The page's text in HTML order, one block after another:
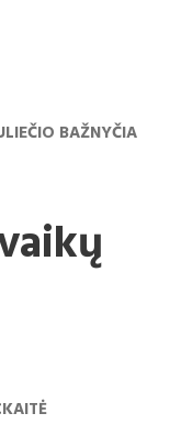
BAŽNYČIA